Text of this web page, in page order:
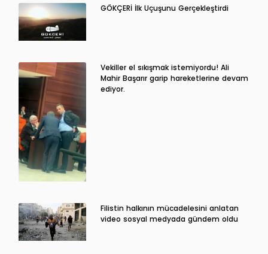
GÖKÇERİ İlk Uçuşunu Gerçekleştirdi
Vekiller el sıkışmak istemiyordu! Ali
Mahir Başarır garip hareketlerine devam
ediyor.
Filistin halkının mücadelesini anlatan
video sosyal medyada gündem oldu